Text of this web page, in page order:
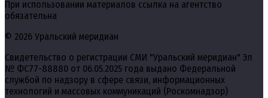
При использовании материалов ссылка на агентство
обязательна
© 2026 Уральский меридиан
Свидетельство о регистрации СМИ "Уральский меридиан" Эл
№ ФС77-88880 от 06.05.2025 года выдано Федеральной
службой по надзору в сфере связи, информационных
технологий и массовых коммуникаций (Роскомнадзор)